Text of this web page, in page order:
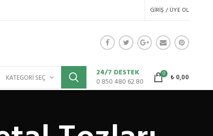
GIRIŞ / ÜYE OL
KATEGORI SEÇ
24/7 DESTEK
0 850 480 62 80
0 ₺0,00